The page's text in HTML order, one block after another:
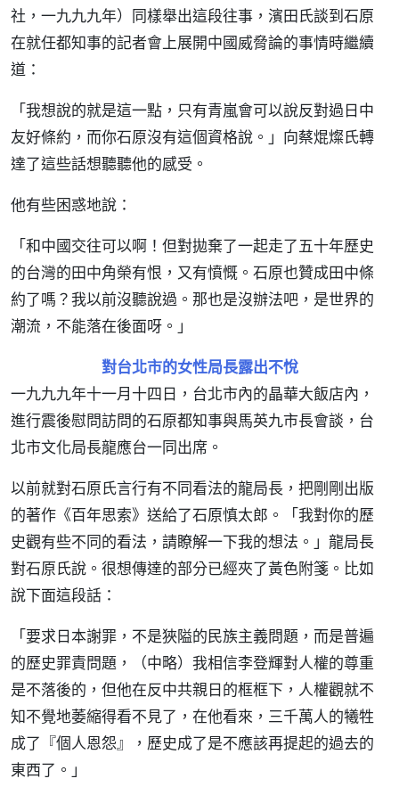
社，一九九九年）同樣舉出這段往事，濱田氏談到石原
在就任都知事的記者會上展開中國威脅論的事情時繼續
道：
「我想說的就是這一點，只有青嵐會可以說反對過日中
友好條約，而你石原沒有這個資格說。」向蔡焜燦氏轉
達了這些話想聽聽他的感受。
他有些困惑地說：
「和中國交往可以啊！但對拋棄了一起走了五十年歷史
的台灣的田中角榮有恨，又有憤慨。石原也贊成田中條
約了嗎？我以前沒聽說過。那也是沒辦法吧，是世界的
潮流，不能落在後面呀。」
對台北市的女性局長露出不悅
一九九九年十一月十四日，台北市內的晶華大飯店內，
進行震後慰問訪問的石原都知事與馬英九市長會談，台
北市文化局長龍應台一同出席。
以前就對石原氏言行有不同看法的龍局長，把剛剛出版
的著作《百年思索》送給了石原慎太郎。「我對你的歷
史觀有些不同的看法，請瞭解一下我的想法。」龍局長
對石原氏說。很想傳達的部分已經夾了黃色附箋。比如
說下面這段話：
「要求日本謝罪，不是狹隘的民族主義問題，而是普遍
的歷史罪責問題，（中略）我相信李登輝對人權的尊重
是不落後的，但他在反中共親日的框框下，人權觀就不
知不覺地萎縮得看不見了，在他看來，三千萬人的犧牲
成了『個人恩怨』，歷史成了是不應該再提起的過去的
東西了。」